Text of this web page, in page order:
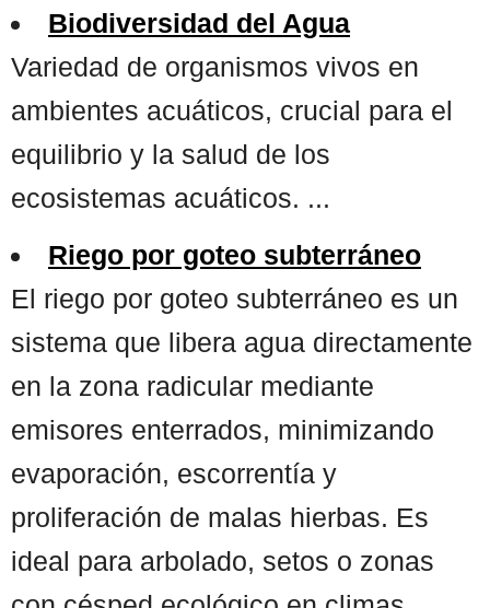
Biodiversidad del Agua
Variedad de organismos vivos en
ambientes acuáticos, crucial para el
equilibrio y la salud de los
ecosistemas acuáticos. ...
Riego por goteo subterráneo
El riego por goteo subterráneo es un
sistema que libera agua directamente
en la zona radicular mediante
emisores enterrados, minimizando
evaporación, escorrentía y
proliferación de malas hierbas. Es
ideal para arbolado, setos o zonas